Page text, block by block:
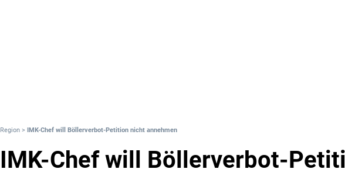
Region > IMK-Chef will Böllerverbot-Petition nicht annehmen
IMK-Chef will Böllerverbot-